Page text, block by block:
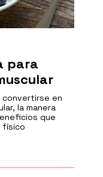
para
convertirse en
la manera
que
físico